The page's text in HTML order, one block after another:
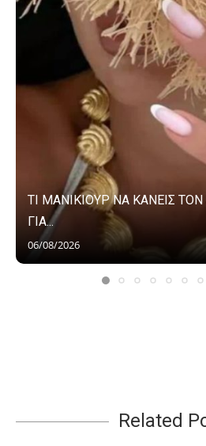
ΤΙ ΜΑΝΙΚΙΟΥΡ ΝΑ ΚΑΝΕΙΣ ΤΟΝ
ΓΙΑ...
06/08/2026
Related